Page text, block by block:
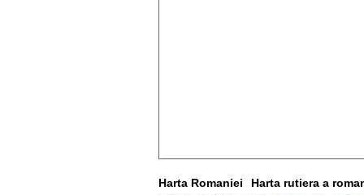
Harta Romaniei Harta rutiera a